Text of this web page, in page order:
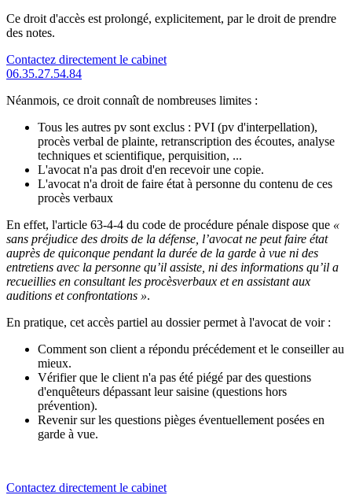
Ce droit d'accès est prolongé, explicitement, par le droit de prendre
des notes.
Contactez directement le cabinet
06.35.27.54.84
Néanmois, ce droit connaît de nombreuses limites :
Tous les autres pv sont exclus : PVI (pv d'interpellation),
procès verbal de plainte, retranscription des écoutes, analyse
techniques et scientifique, perquisition, ...
L'avocat n'a pas droit d'en recevoir une copie.
L'avocat n'a droit de faire état à personne du contenu de ces
procès verbaux
En effet, l'article 63-4-4 du code de procédure pénale dispose que «
sans préjudice des droits de la défense, l’avocat ne peut faire état
auprès de quiconque pendant la durée de la garde à vue ni des
entretiens avec la personne qu’il assiste, ni des informations qu’il a
recueillies en consultant les procèsverbaux et en assistant aux
auditions et confrontations ».
En pratique, cet accès partiel au dossier permet à l'avocat de voir :
Comment son client a répondu précédement et le conseiller au
mieux.
Vérifier que le client n'a pas été piégé par des questions
d'enquêteurs dépassant leur saisine (questions hors
prévention).
Revenir sur les questions pièges éventuellement posées en
garde à vue.
Contactez directement le cabinet